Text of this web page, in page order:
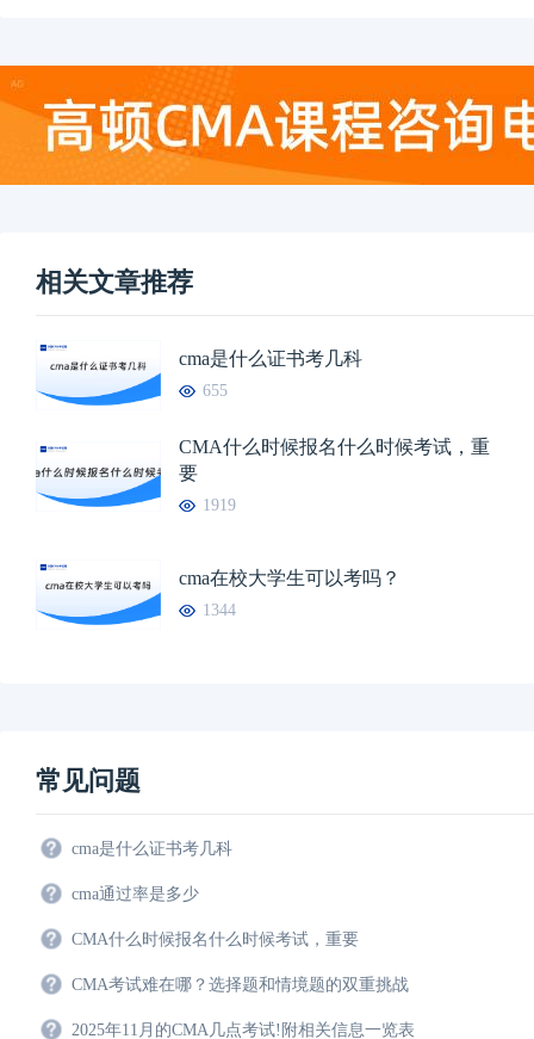
相关文章推荐
cma是什么证书考几科
655
CMA什么时候报名什么时候考试，重
要
1919
cma在校大学生可以考吗？
1344
常见问题
cma是什么证书考几科
cma通过率是多少
CMA什么时候报名什么时候考试，重要
CMA考试难在哪？选择题和情境题的双重挑战
2025年11月的CMA几点考试!附相关信息一览表